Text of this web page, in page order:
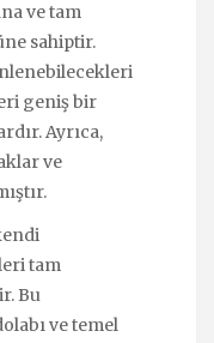
ve tam
sahiptir.
geniş bir
Ayrıca,
ve
tam
Bu
ve temel